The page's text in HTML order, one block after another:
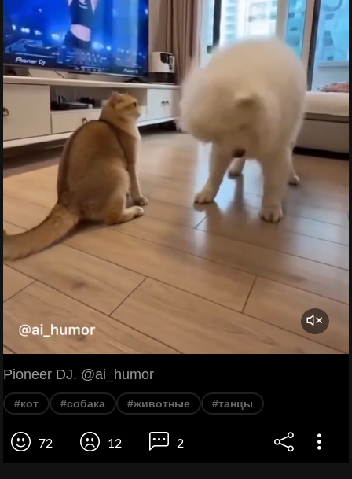
Pioneer DJ. @ai_humor
#кот #собака #животные #танцы
72 12 2